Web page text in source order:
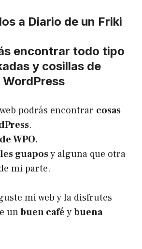
a Diario de un Friki
encontrar todo tipo
y cosillas de
WordPress
podrás encontrar cosas
.
WPO.
guaposy alguna que otra
mi parte.
mi web y la disfrutes
unbuen caféybuena